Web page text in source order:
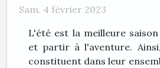
Sam. 4 février 2023
L'été est la meilleure
et partir à l'aventure.
constituent dans leur